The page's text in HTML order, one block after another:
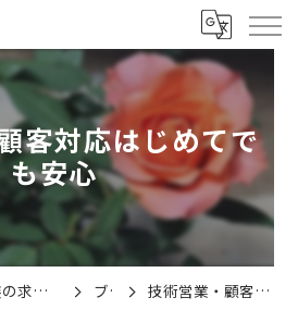
客対応はじめてで
も安心
富山県富山市で塗装の求人なら有限会社エス・ティー美装 ブログ 技術営業・顧客対応はじめてでも安心